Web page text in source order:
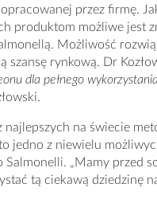
przez firmę.
produktom możliwe jest
Możliwość
rynkową. Dr
dla pełnego
na świecie
jedno z niewielu
„Mamy przed
tą ciekawą dziedzinę